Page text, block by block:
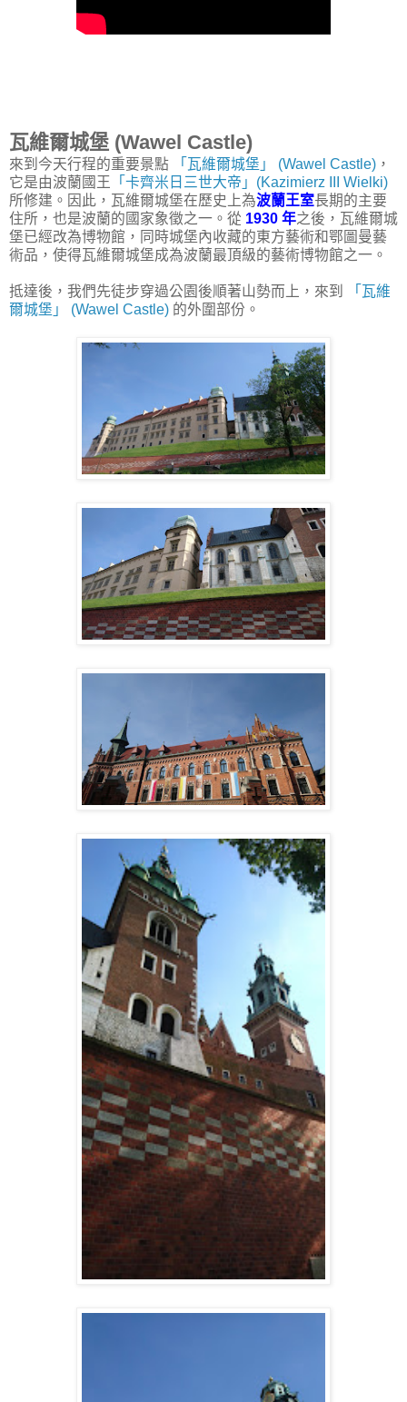
瓦維爾城堡 (Wawel Castle)
來到今天行程的重要景點 「瓦維爾城堡」 (Wawel Castle) ，
它是由波蘭國王
「卡齊米日三世大帝」(Kazimierz III Wielki)
所修建。因此，瓦維爾城堡在歷史上為波蘭王室長期的主要
住所，也是波蘭的國家象徵之一。從 1930 年之後，瓦維爾城
堡已經改為博物館，同時城堡內收藏的東方藝術和鄂圖曼藝
術品，使得瓦維爾城堡成為波蘭最頂級的藝術博物館之一。
抵達後，我們先徒步穿過公園後順著山勢而上，來到
「瓦維
爾城堡」 (Wawel Castle) 的外圍部份。